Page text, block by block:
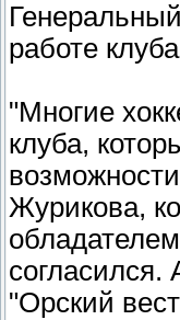
работе
"Многие
клуба,
Журикова,
"Орский